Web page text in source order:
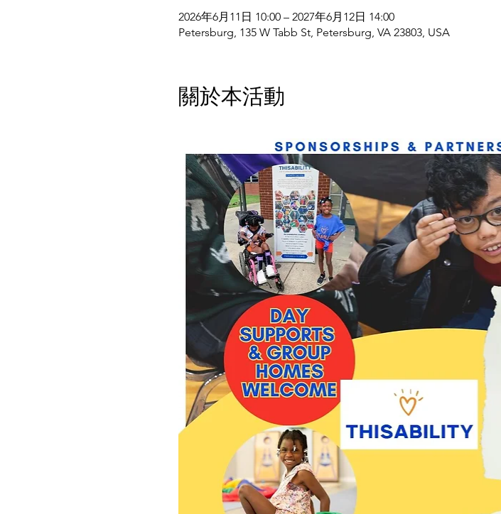
2026年6月11日 10:00 – 2027年6月12日 14:00
Petersburg, 135 W Tabb St, Petersburg, VA 23803, USA
關於本活動